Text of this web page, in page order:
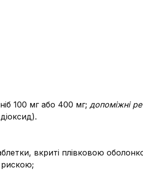
100 мг або 400 мг; допомiжнi
вкриті плівковою
рискою;